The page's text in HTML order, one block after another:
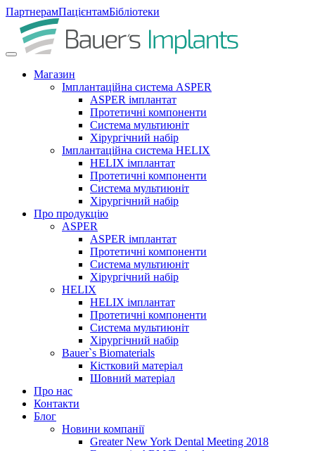
ПартнерамПацієнтамБібліотеки
Магазин
Імплантаційна система ASPER
ASPER імплантат
Протетичні компоненти
Система мультиюніт
Хірургічний набір
Імплантаційна система HELIX
HELIX імплантат
Протетичні компоненти
Система мультиюніт
Хірургічний набір
Про продукцію
ASPER
ASPER імплантат
Протетичні компоненти
Система мультиюніт
Хірургічний набір
HELIX
HELIX імплантат
Протетичні компоненти
Система мультиюніт
Хірургічний набір
Bauer`s Biomaterials
Кістковий матеріал
Шовний матеріал
Про нас
Контакти
Блог
Новини компанії
Greater New York Dental Meeting 2018